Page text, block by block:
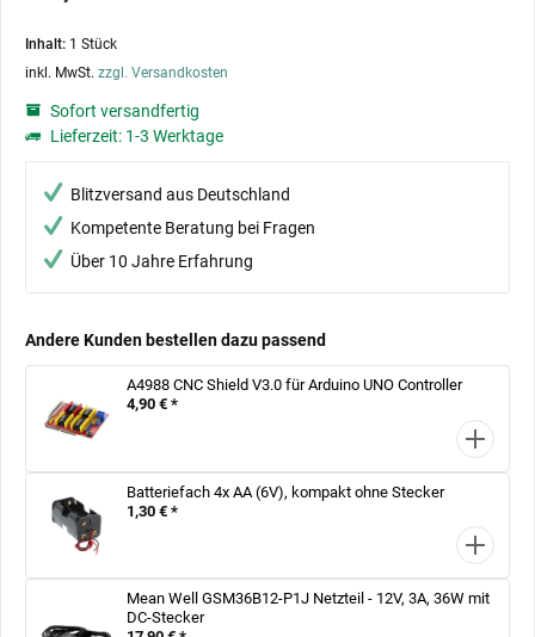
Inhalt: 1 Stück
inkl. MwSt. zzgl. Versandkosten
Sofort versandfertig
Lieferzeit: 1-3 Werktage
Blitzversand aus Deutschland
Kompetente Beratung bei Fragen
Über 10 Jahre Erfahrung
Andere Kunden bestellen dazu passend
A4988 CNC Shield V3.0 für Arduino UNO Controller
4,90 € *
Batteriefach 4x AA (6V), kompakt ohne Stecker
1,30 € *
Mean Well GSM36B12-P1J Netzteil - 12V, 3A, 36W mit
DC-Stecker